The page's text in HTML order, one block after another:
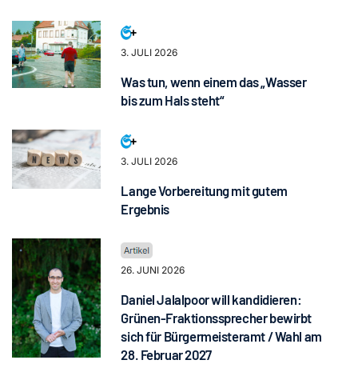
3. JULI 2026
Was tun, wenn einem das „Wasser
bis zum Hals steht“
3. JULI 2026
Lange Vorbereitung mit gutem
Ergebnis
26. JUNI 2026
Daniel Jalalpoor will kandidieren:
Grünen-Fraktionssprecher bewirbt
sich für Bürgermeisteramt / Wahl am
28. Februar 2027